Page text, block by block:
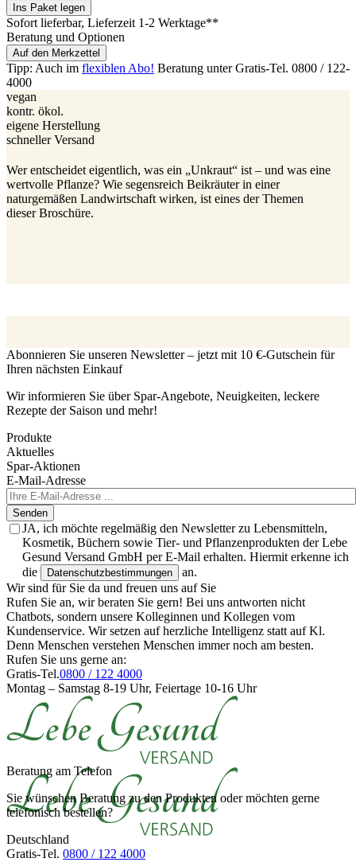
Ins Paket legen
Sofort lieferbar, Lieferzeit 1-2 Werktage**
Beratung und Optionen
Auf den Merkzettel
Tipp: Auch im flexiblen Abo! Beratung unter Gratis-Tel. 0800 / 122-
4000
vegan
kontr. ökol.
eigene Herstellung
schneller Versand
Wer entscheidet eigentlich, was ein „Unkraut“ ist – und was eine
wertvolle Pflanze? Wie segensreich Beikräuter in einer
naturgemäßen Landwirtschaft wirken, ist eines der Themen
dieser Broschüre.
Abonnieren Sie unseren Newsletter – jetzt mit 10 €-Gutschein für
Ihren nächsten Einkauf
Wir informieren Sie über Spar-Angebote, Neuigkeiten, leckere
Rezepte der Saison und mehr!
Produkte
Aktuelles
Spar-Aktionen
E-Mail-Adresse
Senden
JA, ich möchte regelmäßig den Newsletter zu Lebensmitteln,
Kosmetik, Büchern sowie Tier- und Pflanzenprodukten der Lebe
Gesund Versand GmbH per E-Mail erhalten. Hiermit erkenne ich
die
Datenschutzbestimmungen
an.
Wir sind für Sie da und freuen uns auf Sie
Rufen Sie an, wir beraten Sie gern! Bei uns antworten nicht
Chatbots, sondern unsere Kolleginnen und Kollegen vom
Kundenservice. Wir setzen auf herzliche Intelligenz statt auf Kl.
Denn Menschen verstehen Menschen immer noch am besten.
Rufen Sie uns gerne an:
Gratis-Tel.0800 / 122 4000
Montag – Samstag 8-19 Uhr, Feiertage 10-16 Uhr
Beratung am Telefon
Sie wünschen Beratung zu den Produkten oder möchten gerne
telefonisch bestellen?
Deutschland
Gratis-Tel. 0800 / 122 4000